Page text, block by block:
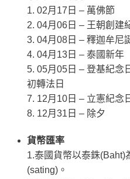
1. 02月17日 – 萬佛節
2. 04月06日 – 王朝創建
3. 04月08日 – 釋迦牟尼
4. 04月13日 – 泰國新年
5. 05月05日 – 登基紀念
初轉法日
7. 12月10日 – 立憲紀念
8. 12月31日 – 除夕
貨幣匯率
1.泰國貨幣以泰銖(Baht)
(sating)。